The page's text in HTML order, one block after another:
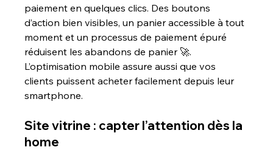
paiement en quelques clics. Des boutons
d’action bien visibles, un panier accessible à tout
moment et un processus de paiement épuré
réduisent les abandons de panier 🚀.
L’optimisation mobile assure aussi que vos
clients puissent acheter facilement depuis leur
smartphone.
Site vitrine : capter l’attention dès la
home